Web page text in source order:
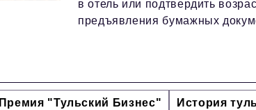
в отель или подтвердить
предъявления бумажных
Премия "Тульский Бизнес" История